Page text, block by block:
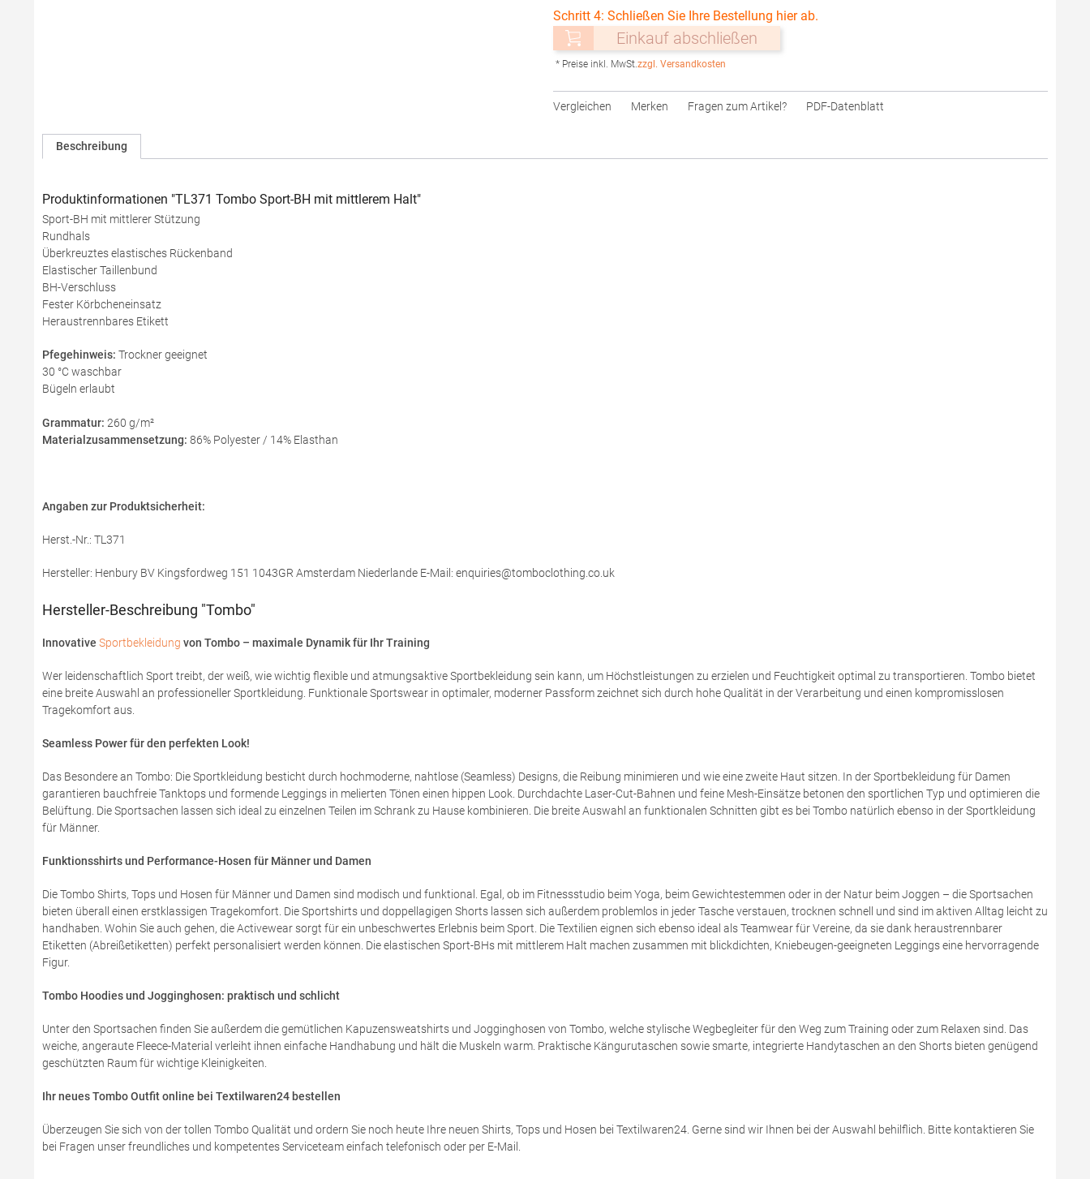
Schritt 4: Schließen Sie Ihre Bestellung hier ab.
Einkauf abschließen
* Preise inkl. MwSt.zzgl. Versandkosten
Vergleichen Merken Fragen zum Artikel? PDF-Datenblatt
Beschreibung
Produktinformationen "TL371 Tombo Sport-BH mit mittlerem Halt"
Sport-BH mit mittlerer Stützung
Rundhals
Überkreuztes elastisches Rückenband
Elastischer Taillenbund
BH-Verschluss
Fester Körbcheneinsatz
Heraustrennbares Etikett
Pfegehinweis: Trockner geeignet
30 °C waschbar
Bügeln erlaubt
Grammatur: 260 g/m²
Materialzusammensetzung: 86% Polyester / 14% Elasthan
Angaben zur Produktsicherheit:
Herst.-Nr.: TL371
Hersteller: Henbury BV Kingsfordweg 151 1043GR Amsterdam Niederlande E-Mail: enquiries@tomboclothing.co.uk
Hersteller-Beschreibung "Tombo"
Innovative Sportbekleidung von Tombo – maximale Dynamik für Ihr Training
Wer leidenschaftlich Sport treibt, der weiß, wie wichtig flexible und atmungsaktive Sportbekleidung sein kann, um Höchstleistungen zu erzielen und Feuchtigkeit optimal zu transportieren. Tombo bietet
eine breite Auswahl an professioneller Sportkleidung. Funktionale Sportswear in optimaler, moderner Passform zeichnet sich durch hohe Qualität in der Verarbeitung und einen kompromisslosen
Tragekomfort aus.
Seamless Power für den perfekten Look!
Das Besondere an Tombo: Die Sportkleidung besticht durch hochmoderne, nahtlose (Seamless) Designs, die Reibung minimieren und wie eine zweite Haut sitzen. In der Sportbekleidung für Damen
garantieren bauchfreie Tanktops und formende Leggings in melierten Tönen einen hippen Look. Durchdachte Laser-Cut-Bahnen und feine Mesh-Einsätze betonen den sportlichen Typ und optimieren die
Belüftung. Die Sportsachen lassen sich ideal zu einzelnen Teilen im Schrank zu Hause kombinieren. Die breite Auswahl an funktionalen Schnitten gibt es bei Tombo natürlich ebenso in der Sportkleidung
für Männer.
Funktionsshirts und Performance-Hosen für Männer und Damen
Die Tombo Shirts, Tops und Hosen für Männer und Damen sind modisch und funktional. Egal, ob im Fitnessstudio beim Yoga, beim Gewichtestemmen oder in der Natur beim Joggen – die Sportsachen
bieten überall einen erstklassigen Tragekomfort. Die Sportshirts und doppellagigen Shorts lassen sich außerdem problemlos in jeder Tasche verstauen, trocknen schnell und sind im aktiven Alltag leicht zu
handhaben. Wohin Sie auch gehen, die Activewear sorgt für ein unbeschwertes Erlebnis beim Sport. Die Textilien eignen sich ebenso ideal als Teamwear für Vereine, da sie dank heraustrennbarer
Etiketten (Abreißetiketten) perfekt personalisiert werden können. Die elastischen Sport-BHs mit mittlerem Halt machen zusammen mit blickdichten, Kniebeugen-geeigneten Leggings eine hervorragende
Figur.
Tombo Hoodies und Jogginghosen: praktisch und schlicht
Unter den Sportsachen finden Sie außerdem die gemütlichen Kapuzensweatshirts und Jogginghosen von Tombo, welche stylische Wegbegleiter für den Weg zum Training oder zum Relaxen sind. Das
weiche, angeraute Fleece-Material verleiht ihnen einfache Handhabung und hält die Muskeln warm. Praktische Kängurutaschen sowie smarte, integrierte Handytaschen an den Shorts bieten genügend
geschützten Raum für wichtige Kleinigkeiten.
Ihr neues Tombo Outfit online bei Textilwaren24 bestellen
Überzeugen Sie sich von der tollen Tombo Qualität und ordern Sie noch heute Ihre neuen Shirts, Tops und Hosen bei Textilwaren24. Gerne sind wir Ihnen bei der Auswahl behilflich. Bitte kontaktieren Sie
bei Fragen unser freundliches und kompetentes Serviceteam einfach telefonisch oder per E-Mail.